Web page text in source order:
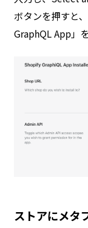
ボタンを押すと
GraphQL App」
ストアにメタ